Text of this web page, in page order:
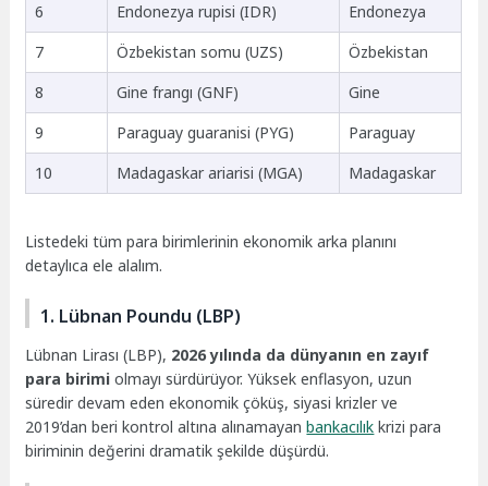
6
Endonezya rupisi (IDR)
Endonezya
7
Özbekistan somu (UZS)
Özbekistan
8
Gine frangı (GNF)
Gine
9
Paraguay guaranisi (PYG)
Paraguay
10
Madagaskar ariarisi (MGA) Madagaskar
Listedeki tüm para birimlerinin ekonomik arka planını
detaylıca ele alalım.
1. Lübnan Poundu (LBP)
Lübnan Lirası (LBP), 2026 yılında da dünyanın en zayıf
para birimi olmayı sürdürüyor. Yüksek enflasyon, uzun
süredir devam eden ekonomik çöküş, siyasi krizler ve
2019’dan beri kontrol altına alınamayanbankacılık krizi para
biriminin değerini dramatik şekilde düşürdü.